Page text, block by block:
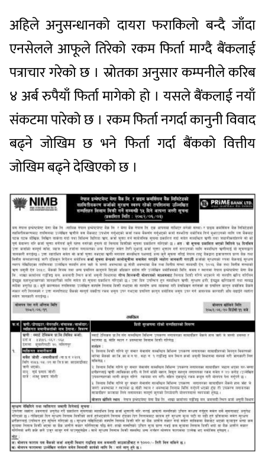
अहिले अनुसन्धानको दायरा फराकिलो बन्दै जाँदा
एनसेलले आफूले तिरेको रकम फिर्ता माग्दै बैंकलाई
पत्राचार गरेको छ । स्रोतका अनुसार कम्पनीले करिब
४ अर्ब रुपैयाँ फिर्ता मागेको हो । यसले बैंकलाई नयाँ
संकटमा पारेको छ । रकम फिर्ता नगर्दा कानुनी विवाद
बढ्ने जोखिम छ भने फिर्ता गर्दा बैंकको वित्तीय
जोखिम बढ्ने देखिएको छ ।